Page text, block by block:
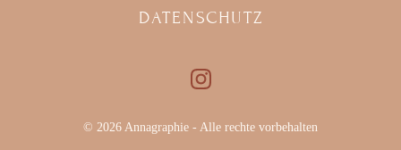
DATENSCHUTZ
© 2026 Annagraphie - Alle rechte vorbehalten